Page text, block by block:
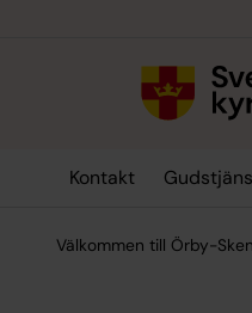
Kontakt
Välkommen till Örby-